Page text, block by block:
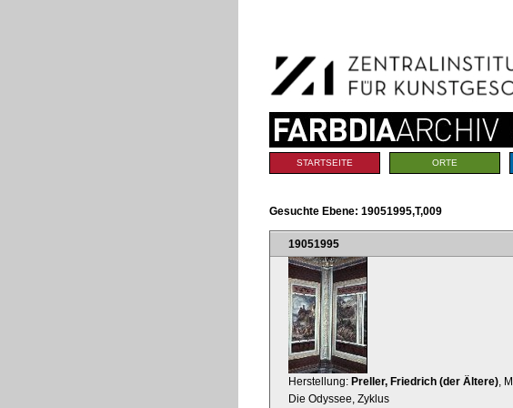
Navigation
Sektionen
STARTSEITE ORTE
Gesuchte Ebene: 19051995,T,009
19051995
Herstellung: Preller, Friedrich (der Ältere) ,
Die Odyssee, Zyklus